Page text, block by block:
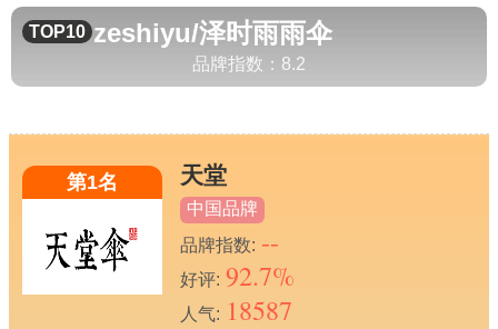
TOP10 zeshiyu/泽时雨雨伞
品牌指数： 8.2
第1名 天堂
中国品牌
品牌指数: --
好评: 92.7%
人气: 18587